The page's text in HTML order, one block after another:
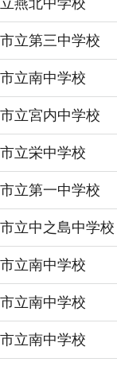
燕北中学校
立第三中学校
立南中学校
立宮内中学校
立栄中学校
立第一中学校
立中之島中学校
立南中学校
立南中学校
立南中学校